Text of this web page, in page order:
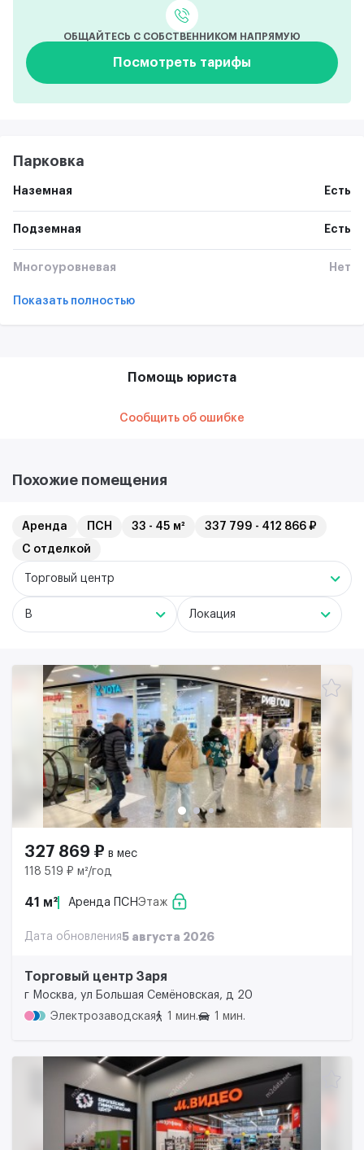
ОБЩАЙТЕСЬ С СОБСТВЕННИКОМ НАПРЯМУЮ
Посмотреть тарифы
Парковка
Наземная Есть
Подземная Есть
Многоуровневая Нет
Показать полностью
Помощь юриста
Сообщить об ошибке
Похожие помещения
Аренда ПСН 33 - 45 м²
337 799 - 412 866 ₽
С отделкой
Торговый центр
B Локация
327 869 ₽ в мес
118 519 ₽ м²/год
41 м² Аренда ПСНЭтаж
Дата обновления5 августа 2026
Торговый центр Заря
г Москва, ул Большая Семёновская, д 20
Электрозаводская
1 мин. 1 мин.